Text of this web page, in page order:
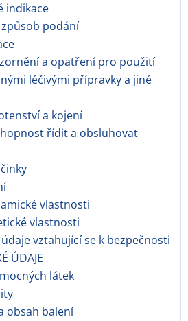
indikace
způsob podání
a opatření pro použití
léčivými přípravky a jiné
a kojení
řídit a obsluhovat
vlastnosti
vlastnosti
vztahující se k bezpečnosti
ÚDAJE
látek
obsah balení